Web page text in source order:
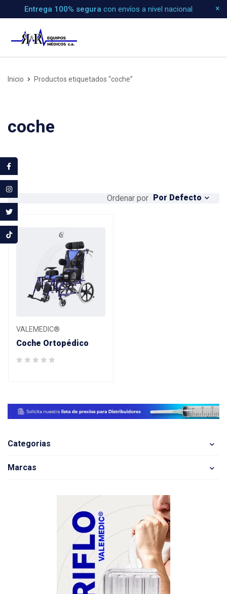
Entrega 100% segura con envíos a nivel nacional
Inicio Productos etiquetados “coche”
coche
Categorias
Marcas
Ordenar por Por Defecto
VALEMEDIC®
Coche Ortopédico